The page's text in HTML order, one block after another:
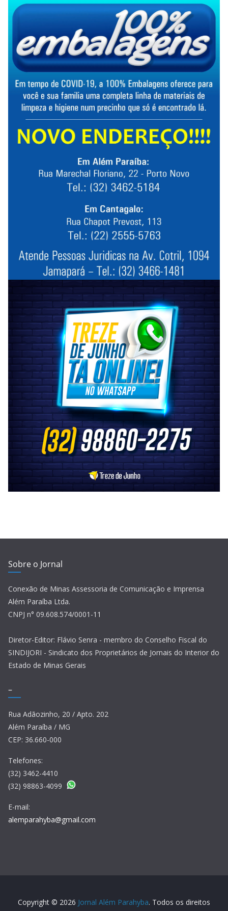
Sobre o Jornal
Conexão de Minas Assessoria de Comunicação e Imprensa
Além Paraíba Ltda.
CNPJ n° 09.608.574/0001-11
Diretor-Editor: Flávio Senra - membro do Conselho Fiscal do
SINDIJORI - Sindicato dos Proprietários de Jornais do Interior do
Estado de Minas Gerais
–
Rua Adãozinho, 20 / Apto. 202
Além Paraíba / MG
CEP: 36.660-000
Telefones:
(32) 3462-4410
(32) 98863-4099
E-mail:
alemparahyba@gmail.com
Copyright © 2026 Jornal Além Parahyba. Todos os direitos